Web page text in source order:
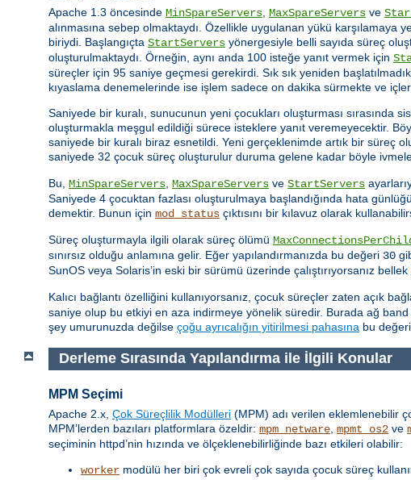
Apache 1.3 öncesinde MinSpareServers, MaxSpareServers ve
alınmasına sebep olmaktaydı. Özellikle uygulanan yükü karşılamaya
biriydi. Başlangıçta StartServers yönergesiyle belli sayıda süreç
oluşturulmaktaydı. Örneğin, aynı anda 100 isteğe yanıt vermek için
süreçler için 95 saniye geçmesi gerekirdi. Sık sık yeniden
kıyaslama denemelerinde ise işlem sadece on dakika sürmekte ve içler
Saniyede bir kuralı, sunucunun yeni çocukları oluşturması sırasında
oluşturmakla meşgul edildiği sürece isteklere yanıt veremeyecektir.
saniyede bir kuralı biraz esnetildi. Yeni gerçeklenimde artık bir süreç
saniyede 32 çocuk süreç oluşturulur duruma gelene kadar böyle
Bu, MinSpareServers, MaxSpareServers ve StartServers
Saniyede 4 çocuktan fazlası oluşturulmaya başlandığında hata
demektir. Bunun için mod_status çıktısını bir kılavuz olarak
Süreç oluşturmayla ilgili olarak süreç ölümü
sınırsız olduğu anlamına gelir. Eğer yapılandırmanızda bu değeri 30
SunOS veya Solaris’in eski bir sürümü üzerinde çalıştırıyorsanız
Kalıcı bağlantı özelliğini kullanıyorsanız, çocuk süreçler zaten açık
saniye olup bu etkiyi en aza indirmeye yönelik süredir. Burada ağ
şey umurunuzda değilse çoğu ayrıcalığın yitirilmesi pahasına bu
Derleme Sırasında Yapılandırma ile İlgili Konular
MPM Seçimi
Apache 2.x, Çok Süreçlilik Modülleri (MPM) adı verilen eklemlenebilir
MPM’lerden bazıları platformlara özeldir: mpm_netware mpmt_os2 ve
seçiminin httpd’nin hızında ve ölçeklenebilirliğinde bazı etkileri olabilir:
worker modülü her biri çok evreli çok sayıda çocuk süreç